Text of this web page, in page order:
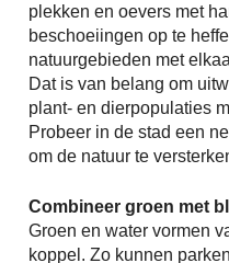
plekken en oevers met
beschoeiingen op te
natuurgebieden met
Dat is van belang om
plant- en dierpopulaties
Probeer in de stad een
om de natuur te
Combineer groen met
Groen en water vormen
koppel. Zo kunnen